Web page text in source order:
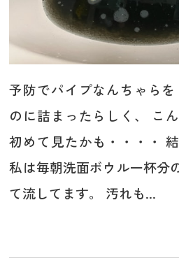
予防でパイプなんちゃら
のに詰まったらしく、 こ
初めて見たかも・・・・
私は毎朝洗面ボウル一杯分
て流してます。 汚れも...